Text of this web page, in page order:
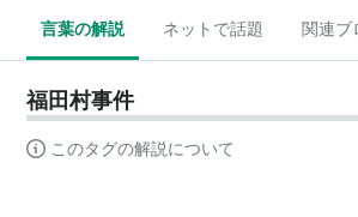
言葉の解説 ネットで話題 関連ブ
福田村事件
このタグの解説について